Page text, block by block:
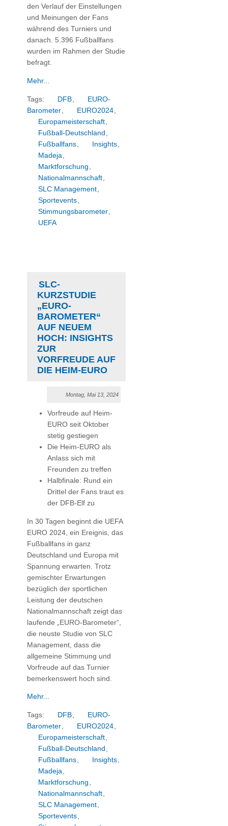
den Verlauf der Einstellungen
und Meinungen der Fans
während des Turniers und
danach. 5.396 Fußballfans
wurden im Rahmen der Studie
befragt.
Mehr...
Tags: DFB
EURO-
Barometer
EURO2024
Europameisterschaft
Fußball-Deutschland
Fußballfans
Insights
Madeja
Marktforschung
Nationalmannschaft
SLC Management
Sportevents
Stimmungsbarometer
UEFA
SLC-
KURZSTUDIE
„EURO-
BAROMETER“
AUF NEUEM
HOCH: INSIGHTS
ZUR
VORFREUDE AUF
DIE HEIM-EURO
Montag, Mai 13, 2024
Vorfreude auf Heim-
EURO seit Oktober
stetig gestiegen
Die Heim-EURO als
Anlass sich mit
Freunden zu treffen
Halbfinale: Rund ein
Drittel der Fans traut es
der DFB-Elf zu
In 30 Tagen beginnt die UEFA
EURO 2024, ein Ereignis, das
Fußballfans in ganz
Deutschland und Europa mit
Spannung erwarten. Trotz
gemischter Erwartungen
bezüglich der sportlichen
Leistung der deutschen
Nationalmannschaft zeigt das
laufende „EURO-Barometer“,
die neuste Studie von SLC
Management, dass die
allgemeine Stimmung und
Vorfreude auf das Turnier
bemerkenswert hoch sind.
Mehr...
Tags: DFB,
EURO-
Barometer, EURO2024,
Europameisterschaft,
Fußball-Deutschland ,
Fußballfans, Insights,
Madeja,
Marktforschung ,
Nationalmannschaft,
SLC Management,
Sportevents,